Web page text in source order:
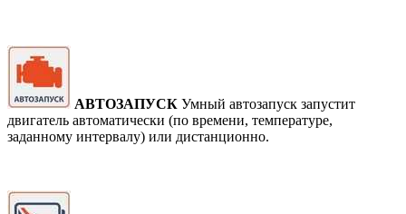
АВТОЗАПУСК Умный автозапуск запустит
двигатель автоматически (по времени, температуре,
заданному интервалу) или дистанционно.